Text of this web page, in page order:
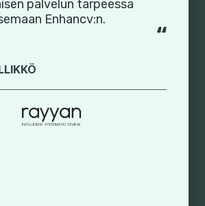
palvelun tarpeessa
Enhancv:n.